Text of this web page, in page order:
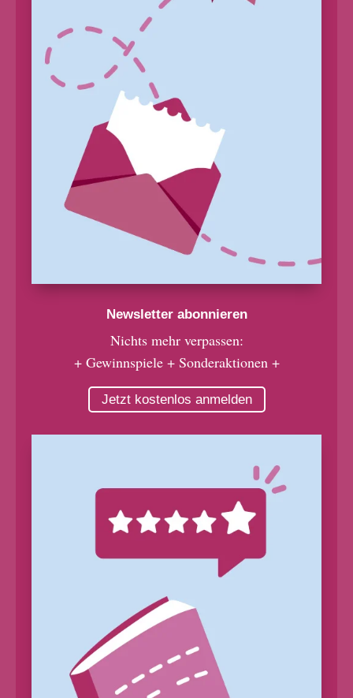
Newsletter abonnieren
Nichts mehr verpassen:
+ Gewinnspiele + Sonderaktionen +
Jetzt kostenlos anmelden